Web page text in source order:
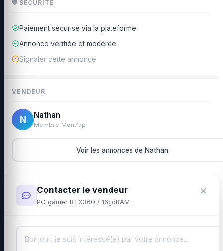
🛡 SÉCURITÉ
Paiement sécurisé via la plateforme
Annonce vérifiée et modérée
Signaler cette annonce
VENDEUR
N Nathan
Membre Mon7up
Voir les annonces de Nathan
Contacter le vendeur
PC gamer RTX360 / 16goRAM
×